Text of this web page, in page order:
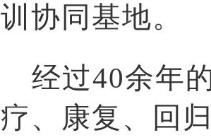
训协同基地。
经过40余年
疗、康复、回